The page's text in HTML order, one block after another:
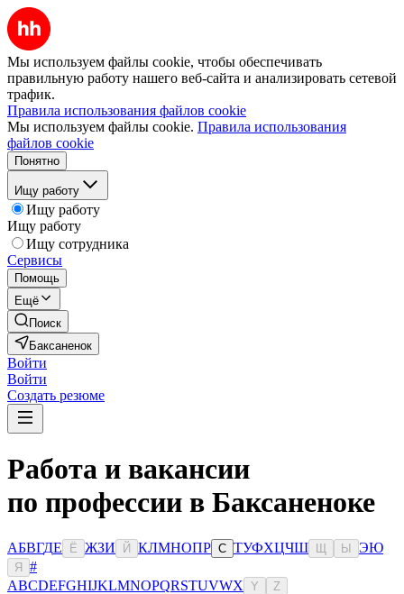
Мы используем файлы cookie, чтобы обеспечивать
правильную работу нашего веб-сайта и анализировать сетевой
трафик.
Правила использования файлов cookie
Мы используем файлы cookie. Правила использования
файлов cookie
Понятно
Ищу работу
Ищу работу
Ищу работу
Ищу сотрудника
Сервисы
Помощь
Ещё
Поиск
Баксаненок
Войти
Войти
Создать резюме
Работа и вакансии
по профессии в Баксаненоке
АБВГДЕ Ё ЖЗИ Й КЛМНОПР С ТУФХЦЧШ Ы ЭЮ
Я
#
ABCDEFGHIJKLMNOPQRSTUVWX Y Z